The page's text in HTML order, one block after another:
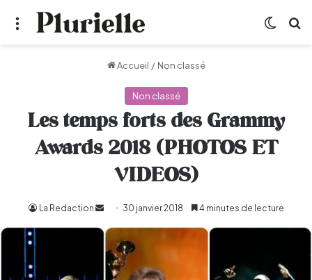
Menu
Accueil / Non classé
Non classé
Les temps forts des Grammy
Awards 2018 (PHOTOS ET
VIDEOS)
La Redaction
Envoyer
un
courriel
30 janvier 2018 4 minutes de lecture